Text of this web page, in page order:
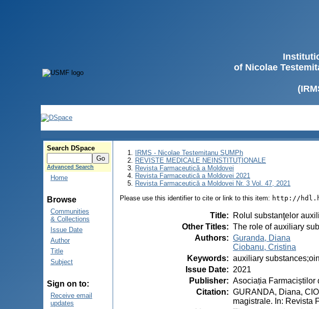
of Nicolae
Search DSpace
Advanced Search
Home
Browse
Communities
& Collections
Issue Date
Author
Title
Subject
Sign on to:
Receive email
updates
IRMS - Nicolae Testemitanu SUMPh
REVISTE MEDICALE NEINSTITUȚIONALE
Revista Farmaceutică a Moldovei
Revista Farmaceutică a Moldovei 2021
Revista Farmaceutică a Moldovei Nr. 3 Vol. 47, 2021
Please use this identifier to cite or link to this item: http://
Title:
Rolul substanţelor
Other Titles: The role of auxiliary
Authors: Guranda, Diana
Ciobanu, Cristina
Keywords: auxiliary
Issue Date: 2021
Publisher: Asociația Farmaciștilor
Citation: GURANDA, Diana,
magistrale. In: Revista